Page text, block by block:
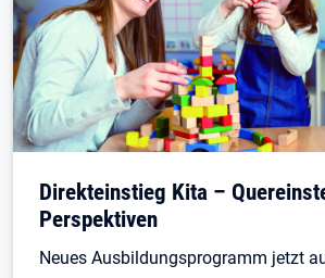
Direkteinstieg Kita –
Perspektiven
Neues Ausbildungsprogramm jetzt